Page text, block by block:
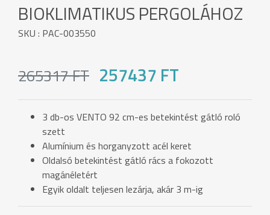
BIOKLIMATIKUS PERGOLÁHOZ
SKU : PAC-003550
265317 FT 257437 FT
3 db-os VENTO 92 cm-es betekintést gátló roló
szett
Alumínium és horganyzott acél keret
Oldalsó betekintést gátló rács a fokozott
magánéletért
Egyik oldalt teljesen lezárja, akár 3 m-ig